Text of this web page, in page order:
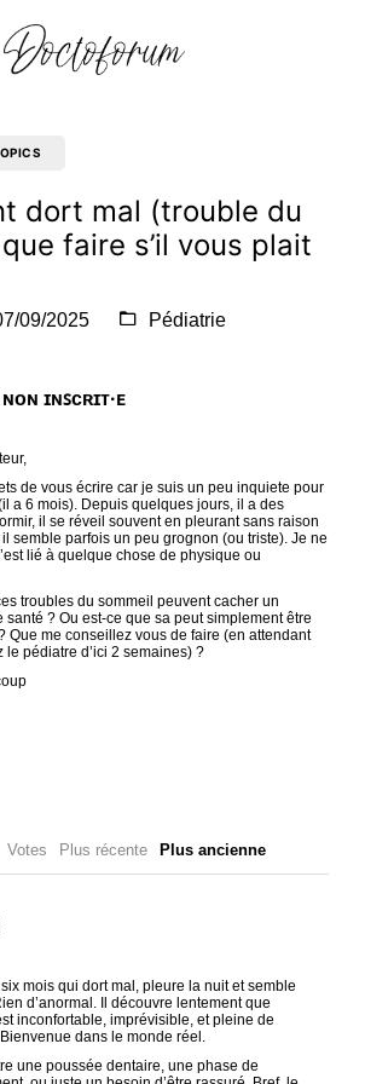
faire s’il vous plait
09/2025 Pédiatrie
ɪɴꜱᴄʀɪᴛ·ᴇ
de vous écrire car je suis un peu inquiete pour
a 6 mois). Depuis quelques jours, il a des
il se réveil souvent en pleurant sans raison
semble parfois un peu grognon (ou triste). Je ne
lié à quelque chose de physique ou
troubles du sommeil peuvent cacher un
santé ? Ou est-ce que sa peut simplement être
Que me conseillez vous de faire (en attendant
le pédiatre d’ici 2 semaines) ?
Votes Plus récente Plus ancienne
mois qui dort mal, pleure la nuit et semble
d’anormal. Il découvre lentement que
inconfortable, imprévisible, et pleine de
dans le monde réel.
une poussée dentaire, une phase de